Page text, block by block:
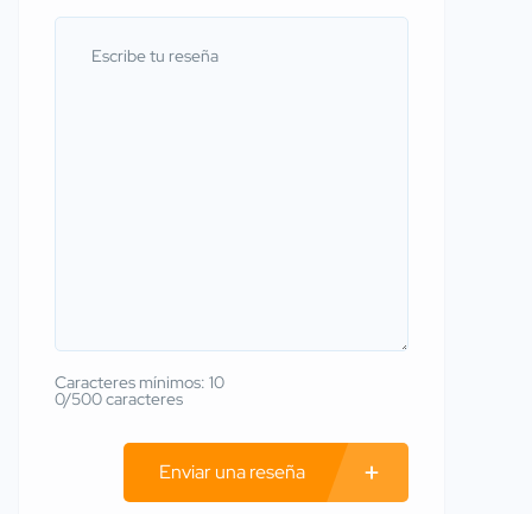
Caracteres mínimos: 10
0/500 caracteres
Enviar una reseña